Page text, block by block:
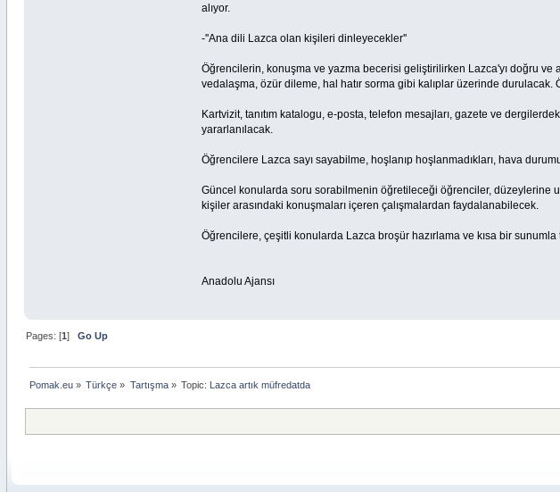
alıyor.
-''Ana dili Lazca olan kişileri dinleyecekler''
Öğrencilerin, konuşma ve yazma becerisi geliştirilirken Lazca'yı doğru ve
vedalaşma, özür dileme, hal hatır sorma gibi kalıplar üzerinde
Kartvizit, tanıtım katalogu, e-posta, telefon mesajları, gazete ve
yararlanılacak.
Öğrencilere Lazca sayı sayabilme, hoşlanıp hoşlanmadıkları, hava
Güncel konularda soru sorabilmenin öğretileceği öğrenciler, düzeylerine
kişiler arasındaki konuşmaları içeren çalışmalardan faydalanabilecek.
Öğrencilere, çeşitli konularda Lazca broşür hazırlama ve kısa bir
Anadolu Ajansı
Pages: [1] Go Up
Pomak.eu» Türkçe » Tartışma» Topic: Lazca artık müfredatda